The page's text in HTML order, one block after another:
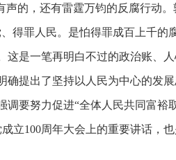
声的，还有雷霆万钧的反腐行动
得罪人民。是怕得罪成百上千的
是一笔再明白不过的政治账、
确提出了坚持以人民为中心的发展
调要努力促进“全体人民共同富裕
立100周年大会上的重要讲话，